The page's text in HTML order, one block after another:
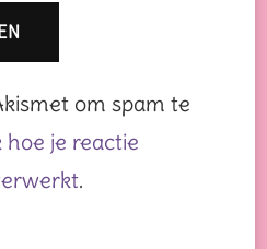
om spam te
hoe je reactie
.